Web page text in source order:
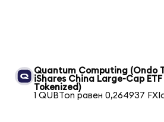
Quantum Computing (Ondo
iShares China Large-Cap
Tokenized)
1 QUBTon равен 0,264937